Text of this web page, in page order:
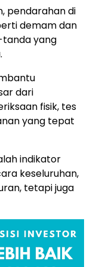
pendarahan di
demam dan
yang
dari
fisik, tes
yang tepat
indikator
keseluruhan,
tetapi juga